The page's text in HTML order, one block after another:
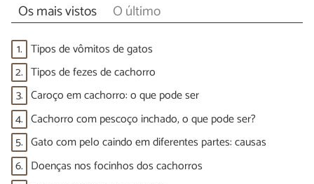
Os mais vistos O último
1. Tipos de vômitos de gatos
2. Tipos de fezes de cachorro
3. Caroço em cachorro: o que pode ser
4. Cachorro com pescoço inchado, o que pode ser?
5. Gato com pelo caindo em diferentes partes: causas
6. Doenças nos focinhos dos cachorros